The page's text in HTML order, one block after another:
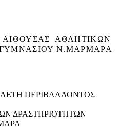
ΑΙΘΟΥΣΑΣ
ΑΘΛΗΤΙΚΩΝ
Ν.ΜΑΡΜΑΡΑ
ΠΕΡΙΒΑΛΛΟΝΤΟΣ
ΔΡΑΣΤΗΡΙΟΤΗΤΩΝ